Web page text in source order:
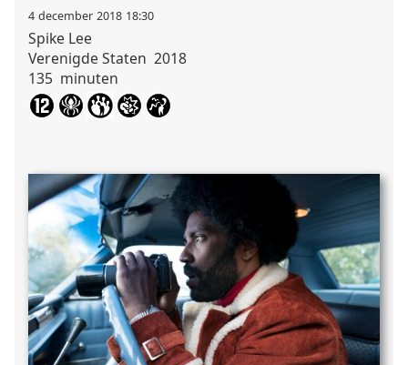
4 december 2018 18:30
Spike Lee
Verenigde Staten 2018
135 minuten